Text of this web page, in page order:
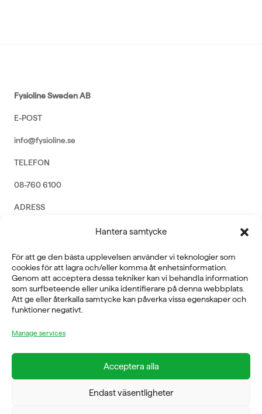
Hantera samtycke
För att ge den bästa upplevelsen använder vi teknologier som
cookies för att lagra och/eller komma åt enhetsinformation.
Genom att acceptera dessa tekniker kan vi behandla information
som surfbeteende eller unika identifierare på denna webbplats.
Att ge eller återkalla samtycke kan påverka vissa egenskaper och
funktioner negativt.
Manage services
Acceptera alla
Endast väsentligheter
Fysioline Sweden AB
E-POST
info@fysioline.se
TELEFON
08-760 6100
ADRESS
Rosendalsvägen 18b, SE-14143 Huddinge
VERKSAMHETSOMRÅDEN
REHABILITERING
GYM
ICE POWER
SERVICE
FÖRETAG
OM OSS